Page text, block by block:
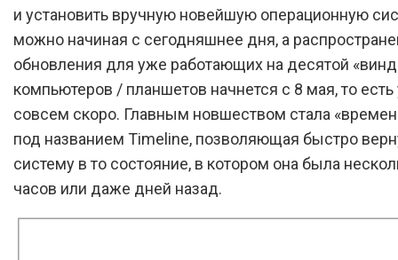
и установить вручную новейшую операционную
можно начиная с сегодняшнее дня, а
обновления для уже работающих на десятой
компьютеров / планшетов начнется с 8 мая, то
совсем скоро. Главным новшеством стала
под названием Timeline, позволяющая быстро
систему в то состояние, в котором она была
часов или даже дней назад.